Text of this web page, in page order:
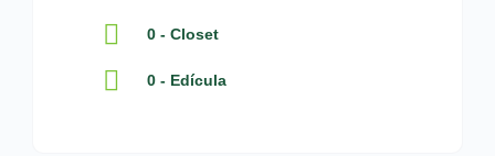
0 - Closet
0 - Edícula